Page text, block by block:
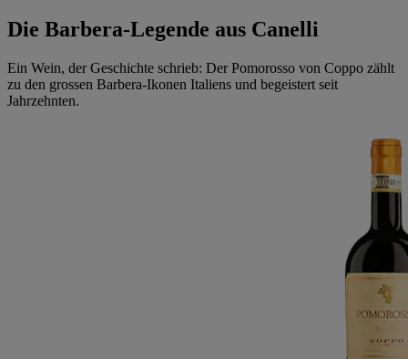
Die Barbera-Legende aus Canelli
Ein Wein, der Geschichte schrieb: Der Pomorosso von Coppo zählt
zu den grossen Barbera-Ikonen Italiens und begeistert seit
Jahrzehnten.